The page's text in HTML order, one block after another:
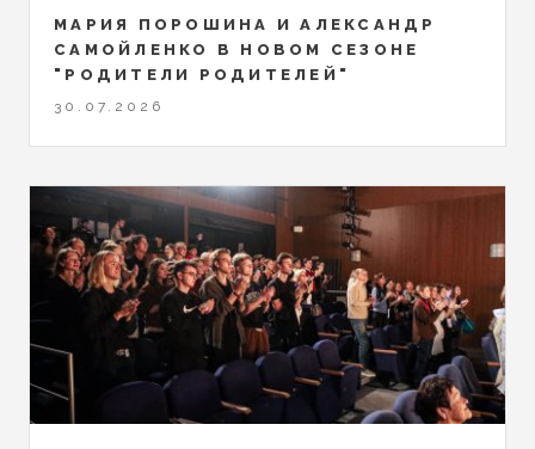
МАРИЯ ПОРОШИНА И АЛЕКСАНДР
САМОЙЛЕНКО В НОВОМ СЕЗОНЕ
"РОДИТЕЛИ РОДИТЕЛЕЙ"
30.07.2026